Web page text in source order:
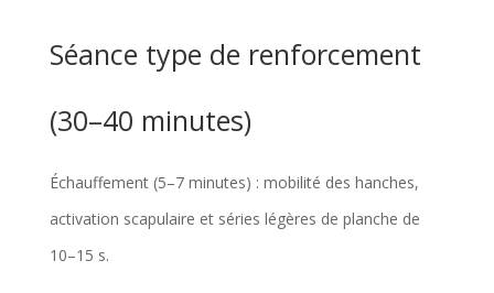
Séance type de renforcement
(30–40 minutes)
Échauffement (5–7 minutes) : mobilité des hanches,
activation scapulaire et séries légères de planche de
10–15 s.